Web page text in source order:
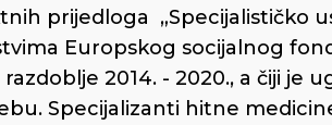
prijedloga „Specijalističko
Europskog socijalnog
razdoblje 2014. - 2020., a čiji je
Specijalizanti hitne